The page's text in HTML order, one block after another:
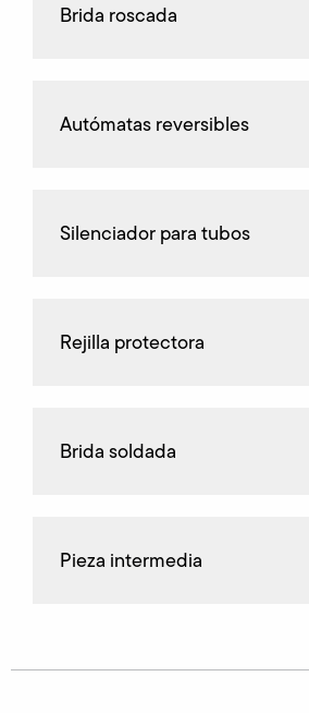
Brida roscada
Autómatas reversibles
Silenciador para tubos
Rejilla protectora
Brida soldada
Pieza intermedia